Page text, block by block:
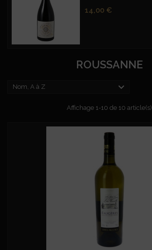
Prix
14,00 €
ROUSSANNE
Nom, A à Z 
Affichage 1-10 de 10 article(s)